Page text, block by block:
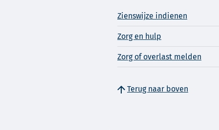
Zienswijze indienen
Zorg en hulp
Zorg of overlast melden
Terug naar boven